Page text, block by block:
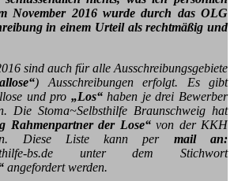
November 2016 wurde durch das OLG
in einem Urteil als rechtmäßig und
sind auch für alle Ausschreibungsgebiete
) Ausschreibungen erfolgt. Es gibt
und pro „Los“haben je drei Bewerber
Die Stoma~Selbsthilfe Braunschweig hat
Rahmenpartner der Lose“von der KKH
Diese Liste kann per mail an:
bs.de unter dem Stichwort
angefordert werden.